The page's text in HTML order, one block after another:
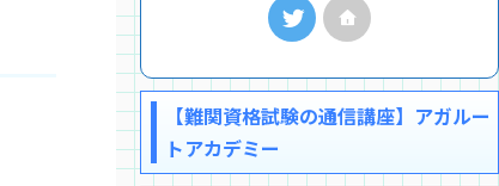
【難関資格試験の通信講座】アガルー
トアカデミー